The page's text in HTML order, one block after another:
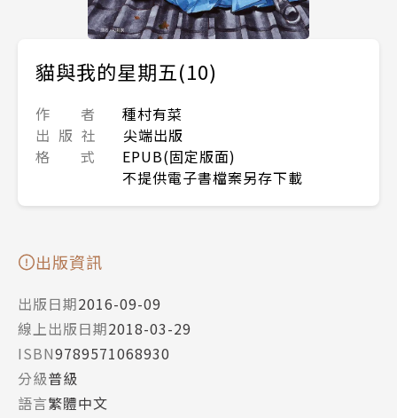
貓與我的星期五(10)
作 者
種村有菜
出 版 社
尖端出版
格 式
EPUB(固定版面)
不提供電子書檔案另存下載
出版資訊
出版日期2016-09-09
線上出版日期2018-03-29
ISBN9789571068930
分級普級
語言繁體中文